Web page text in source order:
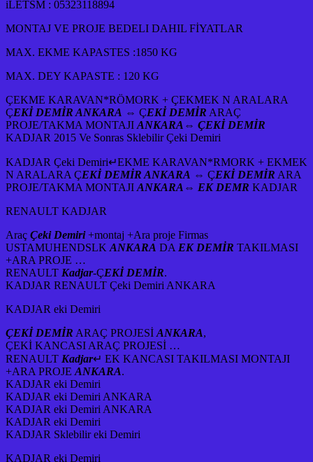
iLETSM : 05323118894
MONTAJ VE PROJE BEDELI DAHIL FİYATLAR
MAX. EKME KAPASTES :1850 KG
MAX. DEY KAPASTE : 120 KG
ÇEKME KARAVAN*RÖMORK + ÇEKMEK N ARALARA
ÇEKİ DEMİR ANKARA ⇔ ÇEKİ DEMİR ARAÇ
PROJE/TAKMA MONTAJI ANKARA ⇔ ÇEKİ DEMİR
KADJAR 2015 Ve Sonras Sklebilir Çeki Demiri
KADJAR Çeki Demiri↵EKME KARAVAN*RMORK + EKMEK
N ARALARA ÇEKİ DEMİR ANKARA ⇔ ÇEKİ DEMİR ARA
PROJE/TAKMA MONTAJI ANKARA ⇔ EK DEMR KADJAR
RENAULT KADJAR
Araç Çeki Demiri+montaj +Ara proje Firmas
USTAMUHENDSLK ANKARA DA EK DEMİR TAKILMASI
+ARA PROJE …
RENAULT Kadjar-ÇEKİ DEMİR.
KADJAR RENAULT Çeki Demiri ANKARA
KADJAR eki Demiri
ÇEKİ DEMİR ARAÇ PROJESİ ANKARA,
ÇEKİ KANCASI ARAÇ PROJESİ …
RENAULT Kadjar↵ EK KANCASI TAKILMASI MONTAJI
+ARA PROJE ANKARA.
KADJAR eki Demiri
KADJAR eki Demiri ANKARA
KADJAR eki Demiri ANKARA
KADJAR eki Demiri
KADJAR Sklebilir eki Demiri
KADJAR eki Demiri